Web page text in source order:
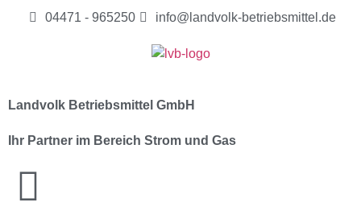
04471 - 965250 info@landvolk-betriebsmittel.de
Landvolk Betriebsmittel GmbH
Ihr Partner im Bereich Strom und Gas